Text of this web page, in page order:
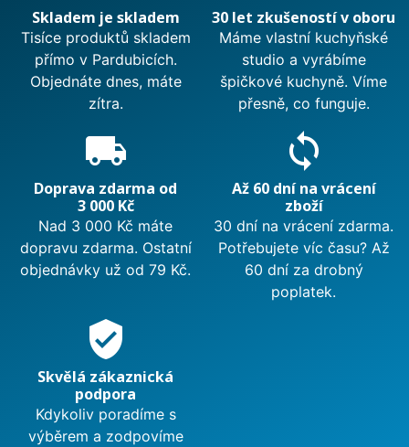
Skladem je skladem
Tisíce produktů skladem
přímo v Pardubicích.
Objednáte dnes, máte
zítra.
30 let zkušeností v oboru
Máme vlastní kuchyňské
studio a vyrábíme
špičkové kuchyně. Víme
přesně, co funguje.
local_shipping
Doprava zdarma od
3 000 Kč
Nad 3 000 Kč máte
dopravu zdarma. Ostatní
objednávky už od 79 Kč.
sync
Až 60 dní na vrácení
zboží
30 dní na vrácení zdarma.
Potřebujete víc času? Až
60 dní za drobný
poplatek.
verified_user
Skvělá zákaznická
podpora
Kdykoliv poradíme s
výběrem a zodpovíme